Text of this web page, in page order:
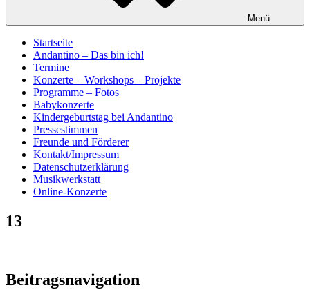
Menü
Startseite
Andantino – Das bin ich!
Termine
Konzerte – Workshops – Projekte
Programme – Fotos
Babykonzerte
Kindergeburtstag bei Andantino
Pressestimmen
Freunde und Förderer
Kontakt/Impressum
Datenschutzerklärung
Musikwerkstatt
Online-Konzerte
13
Beitragsnavigation